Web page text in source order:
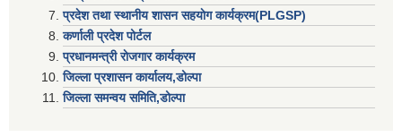
प्रदेश तथा स्थानीय शासन सहयाेग कार्यक्रम(PLGSP)
कर्णाली प्रदेश पोर्टल
प्रधानमन्त्री राेजगार कार्यक्रम
जिल्ला प्रशासन कार्यालय,डोल्पा
जिल्ला समन्वय समिति,डोल्प